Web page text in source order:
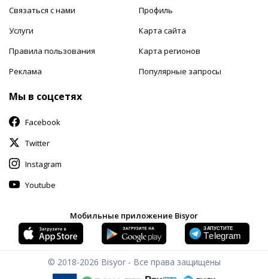
Связаться с нами
Услуги
Правила пользования
Реклама
Профиль
Карта сайта
Карта регионов
Популярные запросы
Мы в соцсетях
Facebook
Twitter
Instagram
Youtube
Мобильные приложение Bisyor
© 2018-2026 Bisyor - Все права защищены